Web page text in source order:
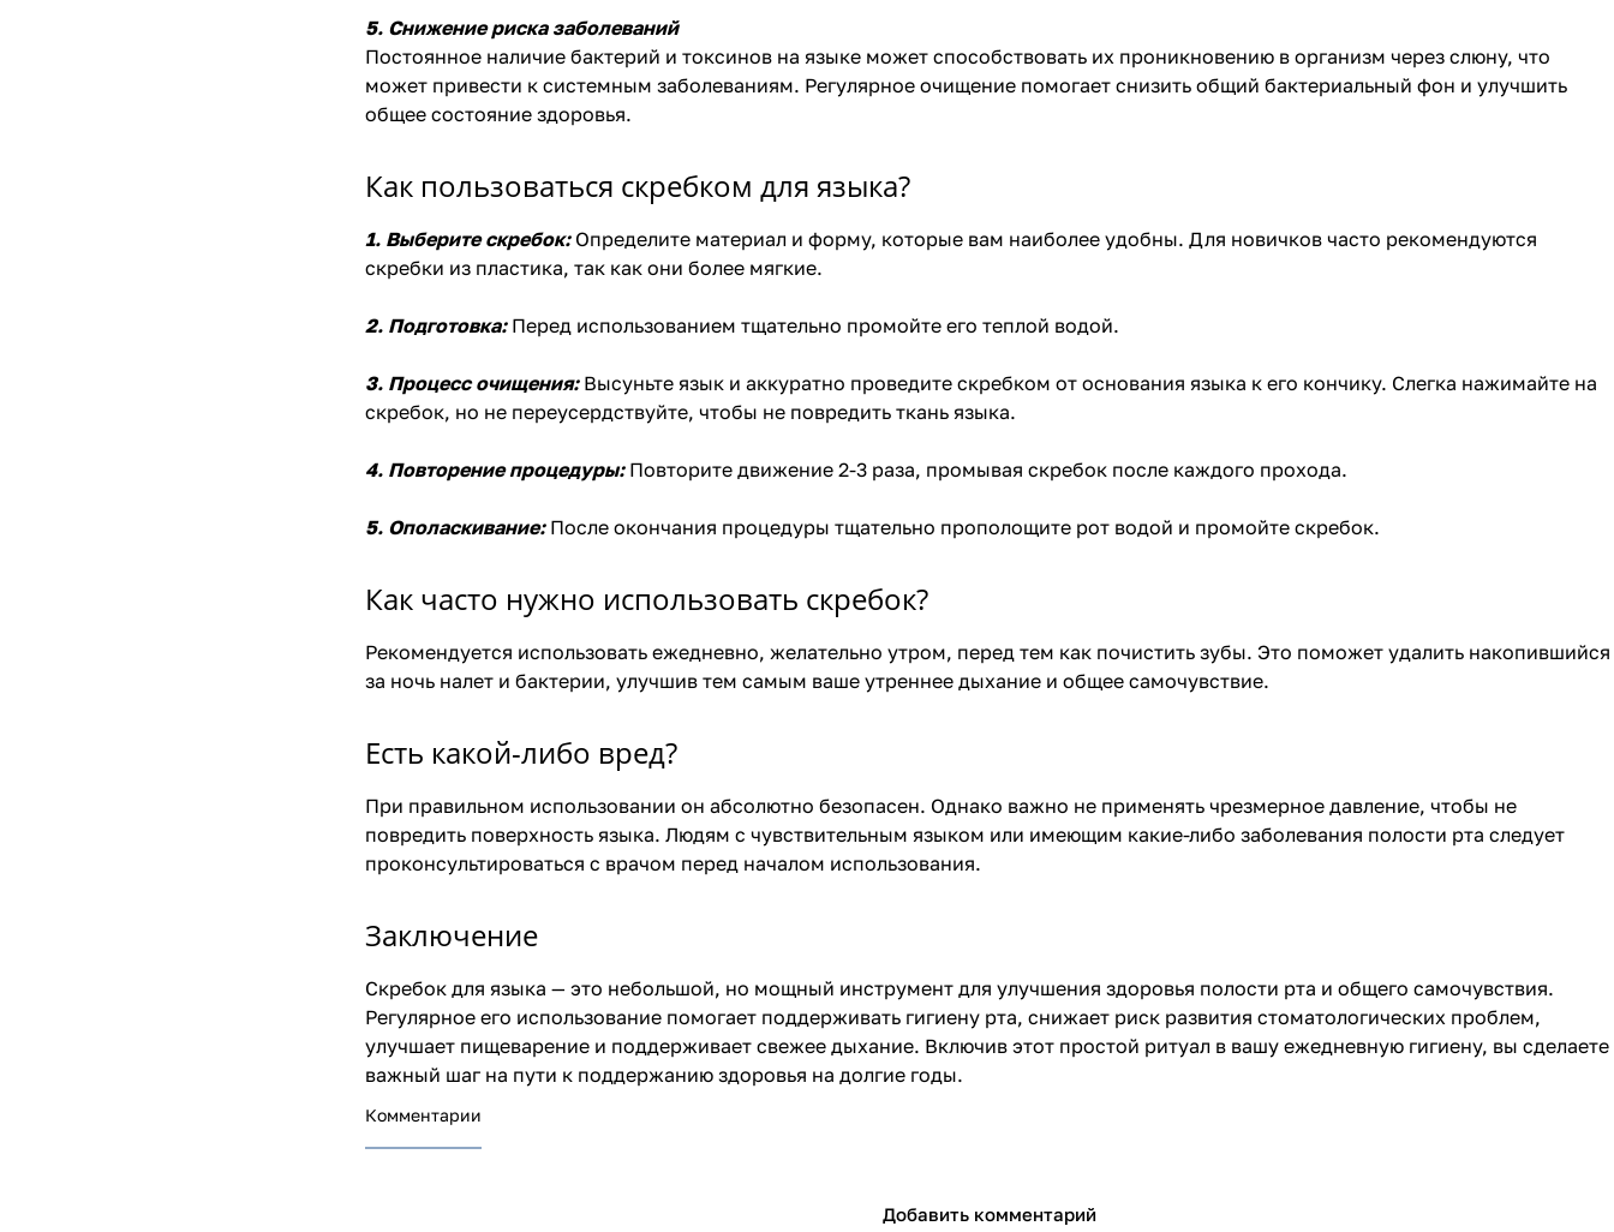
5. Снижение риска заболеваний
Постоянное наличие бактерий и токсинов на языке может способствовать их проникновению в организм через слюну, что
может привести к системным заболеваниям. Регулярное очищение помогает снизить общий бактериальный фон и улучшить
общее состояние здоровья.
Как пользоваться скребком для языка?
1. Выберите скребок:Определите материал и форму, которые вам наиболее удобны. Для новичков часто рекомендуются
скребки из пластика, так как они более мягкие.
2. Подготовка:Перед использованием тщательно промойте его теплой водой.
3. Процесс очищения:Высуньте язык и аккуратно проведите скребком от основания языка к его кончику. Слегка нажимайте на
скребок, но не переусердствуйте, чтобы не повредить ткань языка.
4. Повторение процедуры:Повторите движение 2-3 раза, промывая скребок после каждого прохода.
5. Ополаскивание:После окончания процедуры тщательно прополощите рот водой и промойте скребок.
Как часто нужно использовать скребок?
Рекомендуется использовать ежедневно, желательно утром, перед тем как почистить зубы. Это поможет удалить накопившийся
за ночь налет и бактерии, улучшив тем самым ваше утреннее дыхание и общее самочувствие.
Есть какой-либо вред?
При правильном использовании он абсолютно безопасен. Однако важно не применять чрезмерное давление, чтобы не
повредить поверхность языка. Людям с чувствительным языком или имеющим какие-либо заболевания полости рта следует
проконсультироваться с врачом перед началом использования.
Заключение
Скребок для языка — это небольшой, но мощный инструмент для улучшения здоровья полости рта и общего самочувствия.
Регулярное его использование помогает поддерживать гигиену рта, снижает риск развития стоматологических проблем,
улучшает пищеварение и поддерживает свежее дыхание. Включив этот простой ритуал в вашу ежедневную гигиену, вы сделаете
важный шаг на пути к поддержанию здоровья на долгие годы.
Комментарии
Добавить комментарий